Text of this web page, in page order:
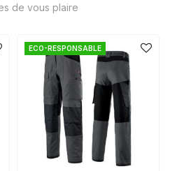
de vous plaire
ECO-RESPONSABLE